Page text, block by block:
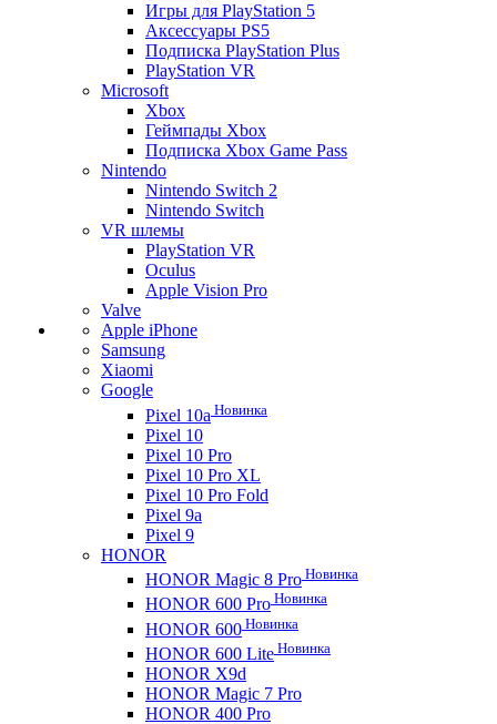
Игры для PlayStation 5
Аксессуары PS5
Подписка PlayStation Plus
PlayStation VR
Microsoft
Xbox
Геймпады Xbox
Подписка Xbox Game Pass
Nintendo
Nintendo Switch 2
Nintendo Switch
VR шлемы
PlayStation VR
Oculus
Apple Vision Pro
Valve
Apple iPhone
Samsung
Xiaomi
Google
Pixel 10a Новинка
Pixel 10
Pixel 10 Pro
Pixel 10 Pro XL
Pixel 10 Pro Fold
Pixel 9a
Pixel 9
HONOR
HONOR Magic 8 Pro Новинка
HONOR 600 Pro Новинка
HONOR 600 Новинка
HONOR 600 Lite Новинка
HONOR X9d
HONOR Magic 7 Pro
HONOR 400 Pro